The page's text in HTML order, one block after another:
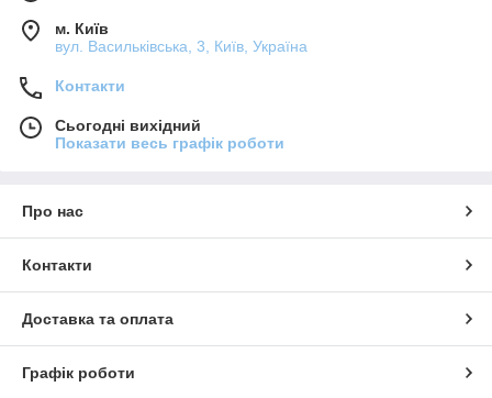
м. Київ
вул. Васильківська, 3, Київ, Україна
Контакти
Сьогодні вихідний
Показати весь графік роботи
Про нас
Контакти
Доставка та оплата
Графік роботи